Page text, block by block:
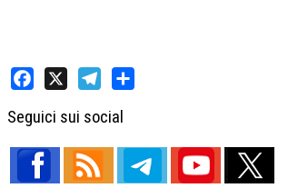
Seguici sui social